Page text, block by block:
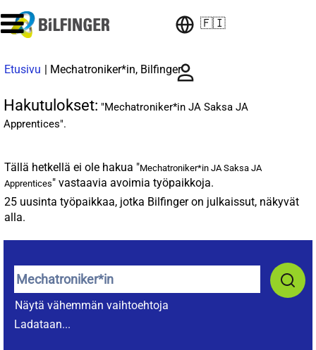
🇫🇮
Etusivu | Mechatroniker*in, Bilfinger(nykyinen
sivu)
Hakutulokset: "Mechatroniker*in JA Saksa JA
Apprentices".
Tällä hetkellä ei ole hakua "Mechatroniker*in JA Saksa JA
Apprentices" vastaavia avoimia työpaikkoja.
25 uusinta työpaikkaa, jotka Bilfinger on julkaissut, näkyvät
alla.
Näytä vähemmän vaihtoehtoja
Ladataan...